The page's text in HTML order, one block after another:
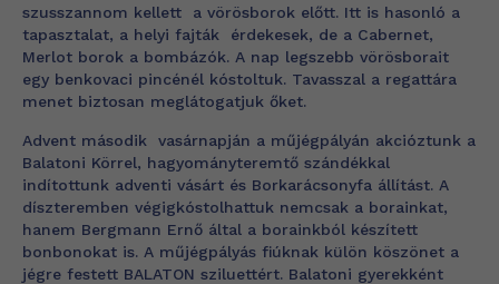
szusszannom kellett a vörösborok előtt. Itt is hasonló a
tapasztalat, a helyi fajták érdekesek, de a Cabernet,
Merlot borok a bombázók. A nap legszebb vörösborait
egy benkovaci pincénél kóstoltuk. Tavasszal a regattára
menet biztosan meglátogatjuk őket.
Advent második vasárnapján a műjégpályán akcióztunk a
Balatoni Körrel, hagyományteremtő szándékkal
indítottunk adventi vásárt és Borkarácsonyfa állítást. A
díszteremben végigkóstolhattuk nemcsak a borainkat,
hanem Bergmann Ernő által a borainkból készített
bonbonokat is. A műjégpályás fiúknak külön köszönet a
jégre festett BALATON sziluettért. Balatoni gyerekként